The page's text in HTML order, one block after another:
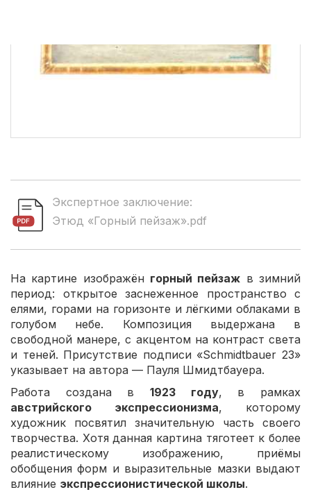
Экспертное заключение:
Этюд «Горный пейзаж».pdf
На картине изображён горный пейзаж в зимний
период: открытое заснеженное пространство с
елями, горами на горизонте и лёгкими облаками в
голубом небе. Композиция выдержана в
свободной манере, с акцентом на контраст света
и теней. Присутствие подписи «Schmidtbauer 23»
указывает на автора — Пауля Шмидтбауера.
Работа создана в 1923 году, в рамках
австрийского экспрессионизма, которому
художник посвятил значительную часть своего
творчества. Хотя данная картина тяготеет к более
реалистическому изображению, приёмы
обобщения форм и выразительные мазки выдают
влияние экспрессионистической школы.